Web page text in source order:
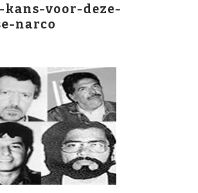
kans-voor-deze-
narco